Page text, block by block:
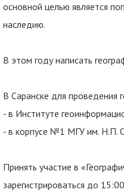
основной целью является
наследию.
В этом году написать
В Саранске для проведения
- в Институте
- в корпусе №1 МГУ им. Н.П.
Принять участие в
зарегистрироваться до